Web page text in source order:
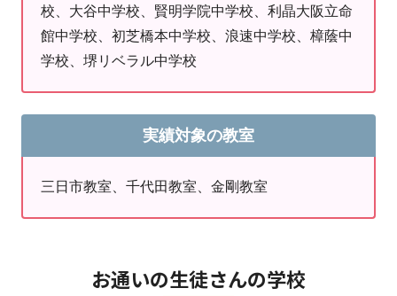
お問い合わせはこちらまで
tel:0721-63-0801(担当：岩井)
最新情報盛りだくさんの金剛グループのブログはこちら
から
校（演劇科）、大阪工芸高校（プロダクトデザイ
ン科）、日本航空高校、近畿大学工業高等専門学
校
校、大谷中学校、賢明学院中学校、利晶大阪立命
館中学校、初芝橋本中学校、浪速中学校、樟蔭中
学校、堺リベラル中学校
実績対象の教室
三日市教室、千代田教室、金剛教室
お通いの生徒さんの学校